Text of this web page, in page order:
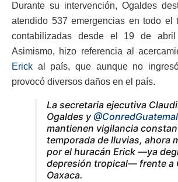
Durante su intervención, Ogaldes
atendido 537 emergencias en todo el
contabilizadas desde el 19 de
Asimismo, hizo referencia al
Erick al país, que aunque no
provocó diversos daños en el país.
La secretaria ejecutiva
Ogaldes y
mantienen vigilancia
temporada de lluvias, ahora
por el huracán Erick —ya
depresión tropical— frente a
Oaxaca.